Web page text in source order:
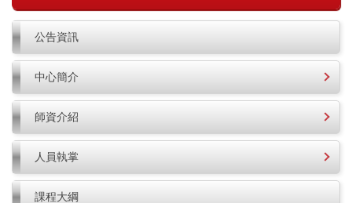
公告資訊
中心簡介
師資介紹
人員執掌
課程大綱